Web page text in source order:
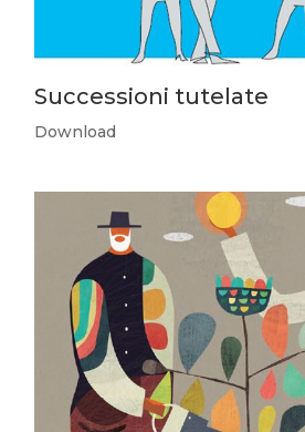
Successioni tutelate
Download